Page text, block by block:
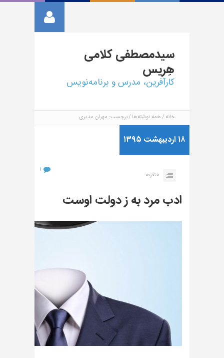
سیدمصطفیکلامی
هِریس
کارآفرین، مدرس و برنامه‌نویس
خانه همه نوشته‌ها برچسب: مهران مدیری
۱۸ اردیبهشت ۱۳۹۵
متفرقه
۱
ادب مرد به ز دولت اوست